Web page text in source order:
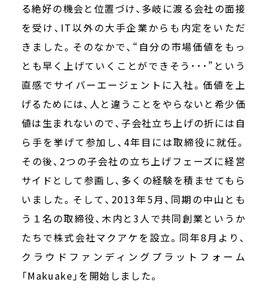
る絶好の機会と位置づけ、多岐に渡る会社の面接
を受け、IT以外の大手企業からも内定をいただ
きました。そのなかで、“自分の市場価値をもっ
とも早く上げていくことができそう･･･”という
直感でサイバーエージェントに入社。価値を上
げるためには、人と違うことをやらないと希少価
値は生まれないので、子会社立ち上げの折には自
ら手を挙げて参加し、4年目には取締役に就任。
その後、2つの子会社の立ち上げフェーズに経営
サイドとして参画し、多くの経験を積ませてもら
いました。そして、2013年5月、同期の中山とも
う１名の取締役、木内と3人で共同創業というか
たちで株式会社マクアケを設立。同年8月より、
クラウドファンディングプラットフォーム
「Makuake」を開始しました。